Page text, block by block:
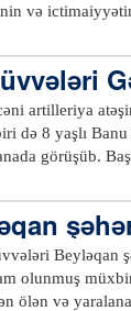
və
ömür
əks
də
dünyasını
artilleriya
də 8 yaşlı
görüşüb.
düşdü.
və prinsiplərini,
Təhlükəsizlik
aparıldığı
sıx yaşadığı
Beyləqan
olunmuş
ölən və